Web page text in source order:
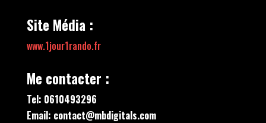
Site Média :
www.1jour1rando.fr
Me contacter :
Tel: 0610493296
Email: contact@mbdigitals.com